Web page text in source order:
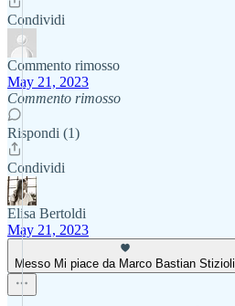
Condividi
Commento rimosso
May 21, 2023
Commento rimosso
Rispondi (1)
Condividi
Elisa Bertoldi
May 21, 2023
Messo Mi piace da Marco Bastian Stizioli